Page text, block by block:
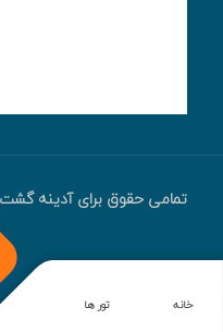
تمامی حقوق برای آدینه
خانه تور ها